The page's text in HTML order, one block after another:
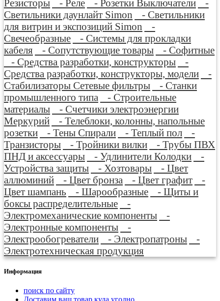
Резисторы
- Реле - Розетки Выключатели
-
Светильники даунлайт Simon
- Светильники
для витрин и экспозиций Simon
-
Свечеобразные
- Системы для прокладки
кабеля
- Сопутствующие товары
- Софитные
- Средства разработки, конструкторы
-
Средства разработки, конструкторы, модели
-
Стабилизаторы Сетевые фильтры
- Станки
промышленного типа
- Строительные
материалы
- Счетчики электроэнергии
Меркурий
- Телеблоки, колонны, напольные
розетки
- Тены Спирали - Теплый пол
-
Транзисторы
- Тройники вилки
- Трубы ПВХ
ПНД и аксессуары
- Удлинители Колодки
-
Устройства защиты
- Хозтовары
- Цвет
аллюминий
- Цвет бронза - Цвет графит
-
Цвет шампань
- Шарообразные
- Щиты и
боксы распределительные
-
Электромеханические компоненты
-
Электронные компоненты
-
Электрообогреватели
- Электропатроны
-
Электротехническая продукция
Информация
поиск по сайту
Доставим ваш товар куда угодно